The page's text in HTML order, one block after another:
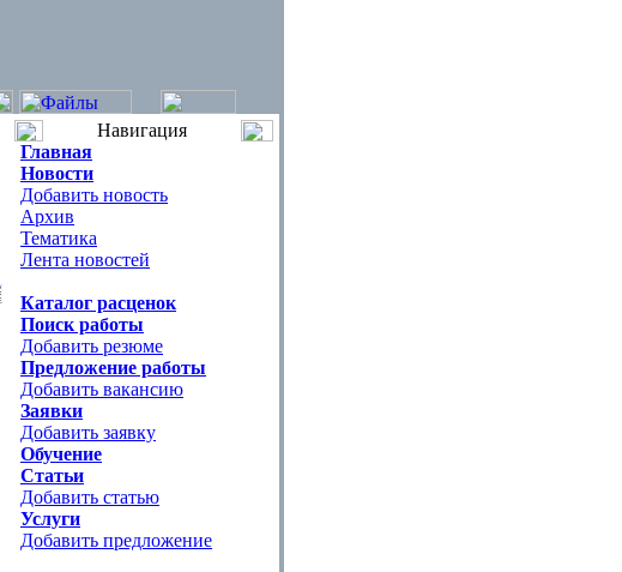
Навигация
Главная
Новости
Добавить новость
Архив
Тематика
Лента новостей
Каталог расценок
Поиск работы
Добавить резюме
Предложение работы
Добавить вакансию
Заявки
Добавить заявку
Обучение
Статьи
Добавить статью
Услуги
Добавить предложение